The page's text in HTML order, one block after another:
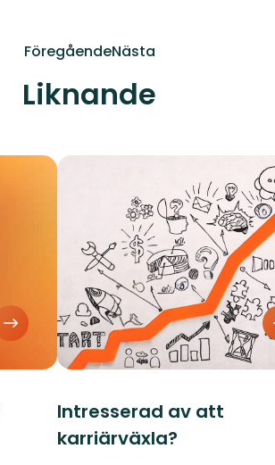
FöregåendeNästa
Liknande
Intresserad av att
karriärväxla?